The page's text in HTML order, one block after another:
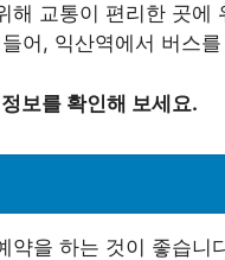
해 교통이 편리한 곳에
어, 익산역에서 버스
보를 확인해 보세요.
약을 하는 것이 좋습니